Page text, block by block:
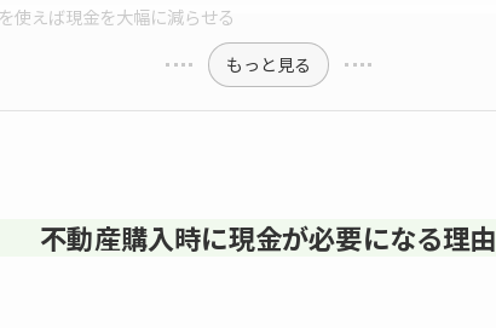
使えば現金を大幅に減らせる
もっと見る
不動産購入時に現金が必要になる理由